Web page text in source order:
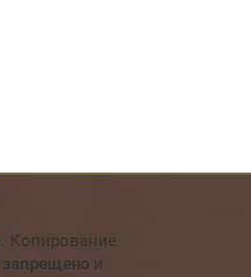
Копирование
запрещено и